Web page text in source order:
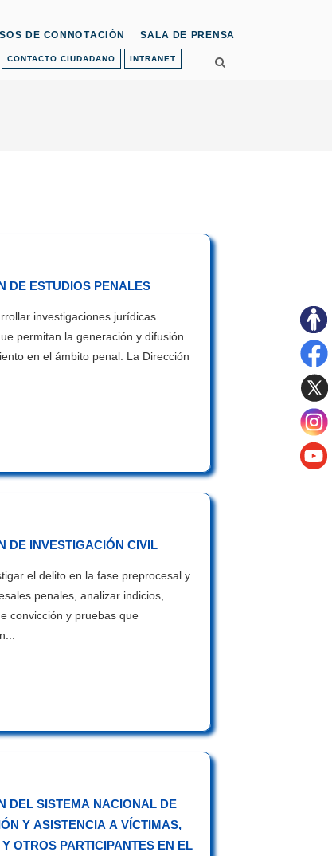
CONTACTO CIUDADANO INTRANET
DE CONNOTACIÓN SALA DE PRENSA
DE ESTUDIOS PENALES
investigaciones jurídicas
permitan la generación y difusión
en el ámbito penal. La Dirección
DE INVESTIGACIÓN CIVIL
el delito en la fase preprocesal y
penales, analizar indicios,
convicción y pruebas que
DEL SISTEMA NACIONAL DE
Y ASISTENCIA A VÍCTIMAS,
OTROS PARTICIPANTES EN EL